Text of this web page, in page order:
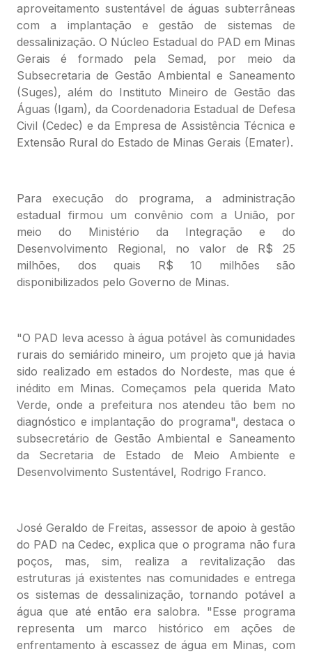
aproveitamento sustentável de águas subterrâneas
com a implantação e gestão de sistemas de
dessalinização. O Núcleo Estadual do PAD em Minas
Gerais é formado pela Semad, por meio da
Subsecretaria de Gestão Ambiental e Saneamento
(Suges), além do Instituto Mineiro de Gestão das
Águas (Igam), da Coordenadoria Estadual de Defesa
Civil (Cedec) e da Empresa de Assistência Técnica e
Extensão Rural do Estado de Minas Gerais (Emater).
Para execução do programa, a administração
estadual firmou um convênio com a União, por
meio do Ministério da Integração e do
Desenvolvimento Regional, no valor de R$ 25
milhões, dos quais R$ 10 milhões são
disponibilizados pelo Governo de Minas.
"O PAD leva acesso à água potável às comunidades
rurais do semiárido mineiro, um projeto que já havia
sido realizado em estados do Nordeste, mas que é
inédito em Minas. Começamos pela querida Mato
Verde, onde a prefeitura nos atendeu tão bem no
diagnóstico e implantação do programa", destaca o
subsecretário de Gestão Ambiental e Saneamento
da Secretaria de Estado de Meio Ambiente e
Desenvolvimento Sustentável, Rodrigo Franco.
José Geraldo de Freitas, assessor de apoio à gestão
do PAD na Cedec, explica que o programa não fura
poços, mas, sim, realiza a revitalização das
estruturas já existentes nas comunidades e entrega
os sistemas de dessalinização, tornando potável a
água que até então era salobra. "Esse programa
representa um marco histórico em ações de
enfrentamento à escassez de água em Minas, com